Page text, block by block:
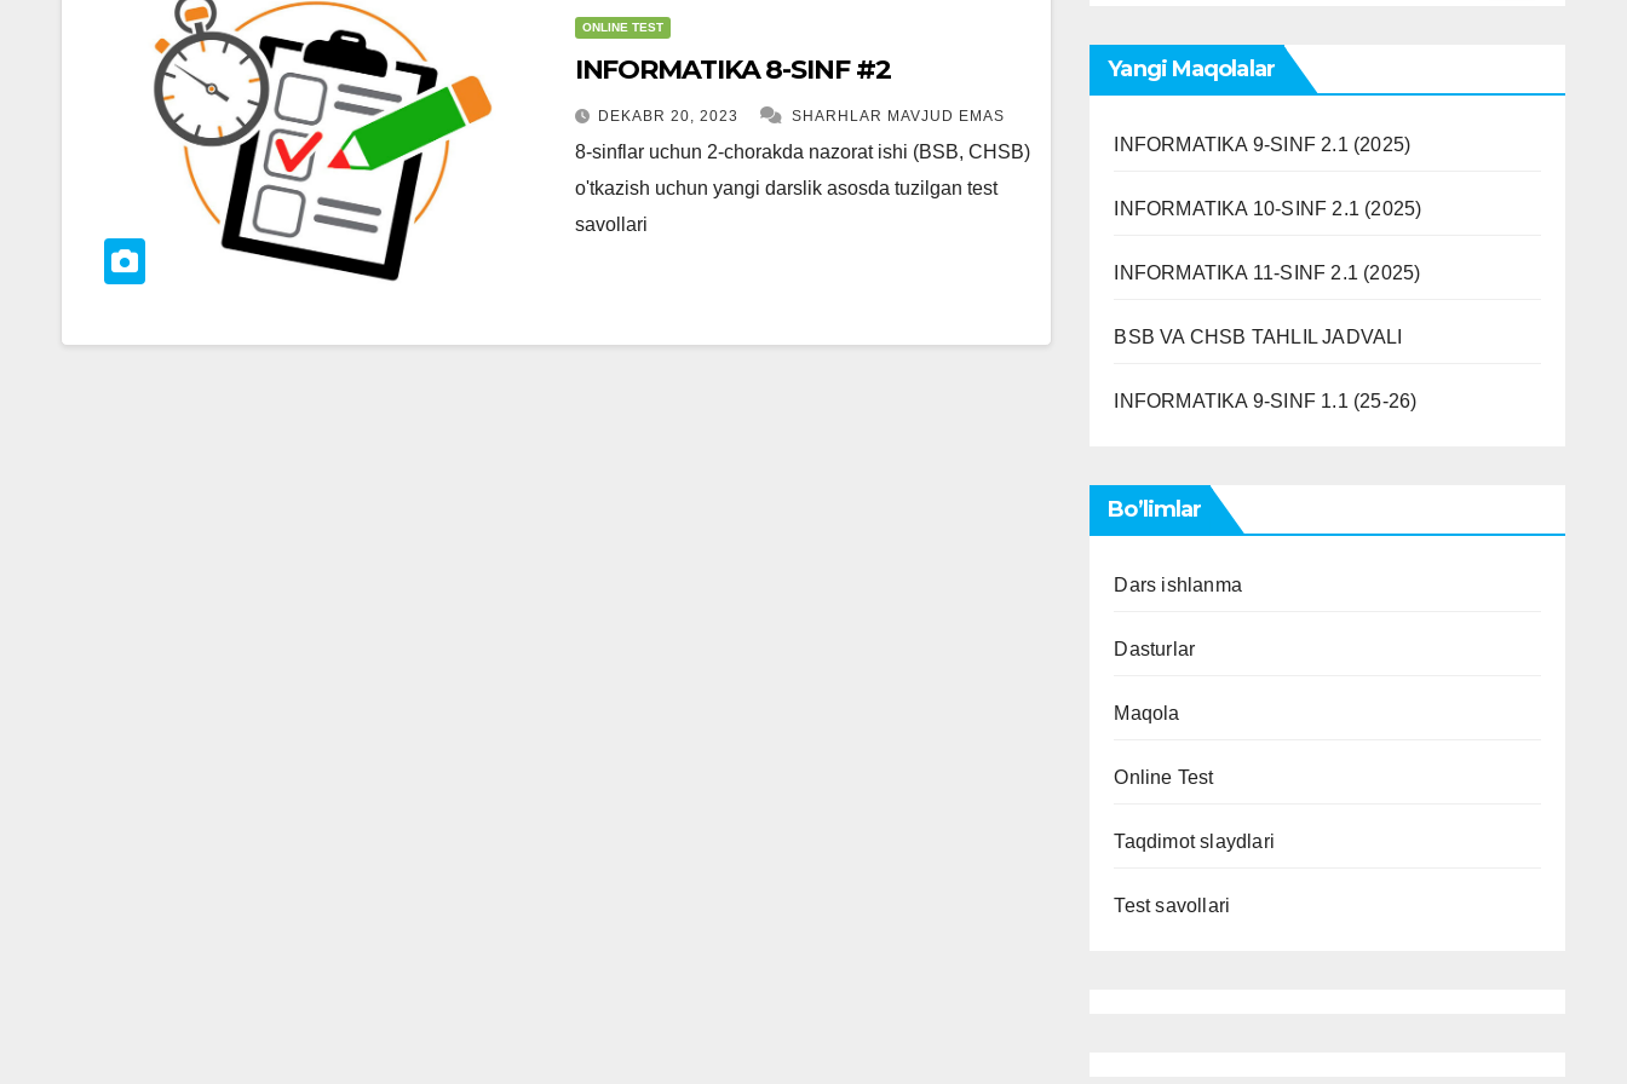
ONLINE TEST
INFORMATIKA 8-SINF #2
DEKABR 20, 2023 SHARHLAR MAVJUD EMAS
8-sinflar uchun 2-chorakda nazorat ishi (BSB, CHSB)
o'tkazish uchun yangi darslik asosda tuzilgan test
savollari
Yangi Maqolalar
INFORMATIKA 9-SINF 2.1 (2025)
INFORMATIKA 10-SINF 2.1 (2025)
INFORMATIKA 11-SINF 2.1 (2025)
BSB VA CHSB TAHLIL JADVALI
INFORMATIKA 9-SINF 1.1 (25-26)
Bo’limlar
Dars ishlanma
Dasturlar
Maqola
Online Test
Taqdimot slaydlari
Test savollari